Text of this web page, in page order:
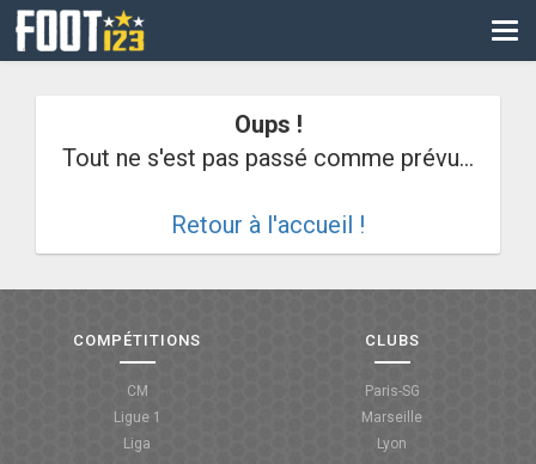
CM
Oups !
Tout ne s'est pas passé comme prévu...
Retour à l'accueil !
COMPÉTITIONS
CM
Ligue 1
Liga
CLUBS
Paris-SG
Marseille
Lyon